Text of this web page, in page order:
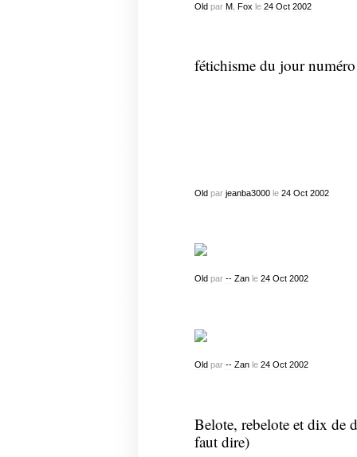
Oldpar M. Fox le 24 Oct 2002
fétichisme du jour
Oldpar jeanba3000le 24 Oct 2002
Old par -- Zanle 24 Oct 2002
Old par -- Zanle 24 Oct 2002
Belote, rebelote et dix de
faut dire)